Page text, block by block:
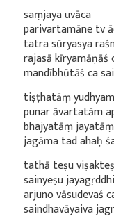
saṃjaya uvāca
parivartamāne tv
tatra sūryasya
rajasā kīryamāṇāś
mandībhūtāś ca
tiṣṭhatāṃ
punar āvartatām
bhajyatāṃ
jagāma tad ahaḥ
tathā teṣu
sainyeṣu
arjuno vāsudevaś
saindhavāyaiva